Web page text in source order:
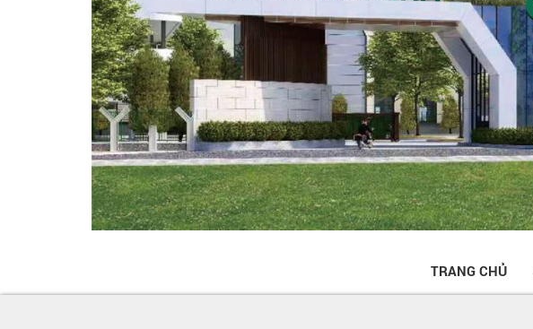
TRANG CHỦ